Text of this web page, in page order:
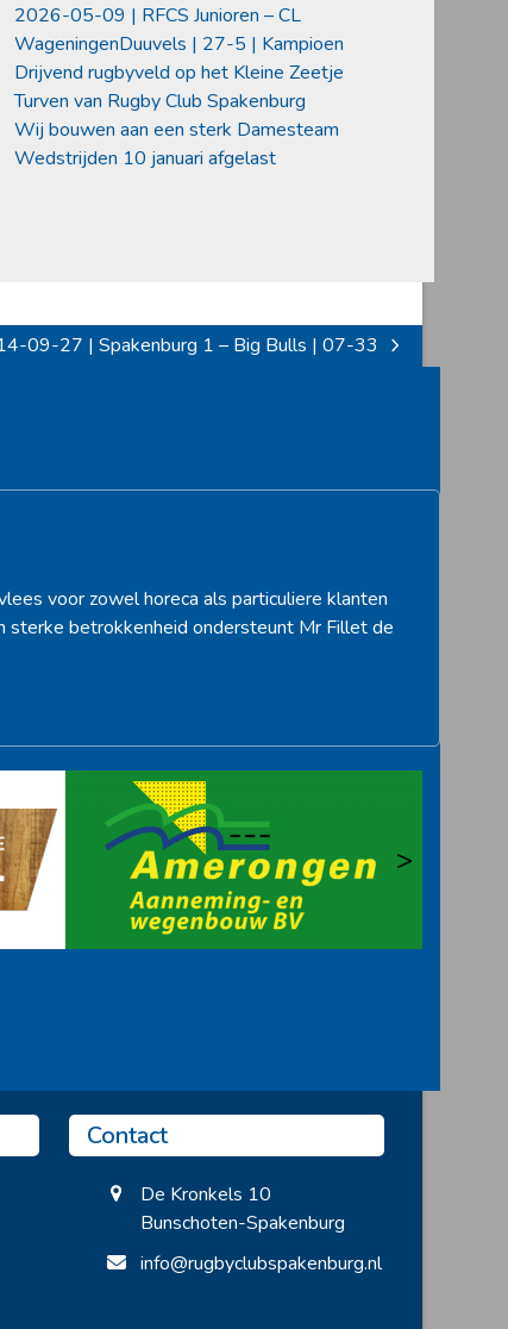
2026-05-09 | RFCS Junioren – CL
WageningenDuuvels | 27-5 | Kampioen
Drijvend rugbyveld op het Kleine Zeetje
Turven van Rugby Club Spakenburg
Wij bouwen aan een sterk Damesteam
Wedstrijden 10 januari afgelast
09-27 | Spakenburg 1 – Big Bulls | 07-33
voor zowel horeca als particuliere klanten
sterke betrokkenheid ondersteunt Mr Fillet de
>
Contact
De Kronkels 10
Bunschoten-Spakenburg
info@rugbyclubspakenburg.nl